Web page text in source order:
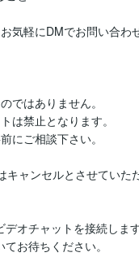
気軽にDMでお問い合わ
ではありません。
は禁止となります。
にご相談下さい。
ャンセルとさせていた
オチャットを接続します
お待ちください。